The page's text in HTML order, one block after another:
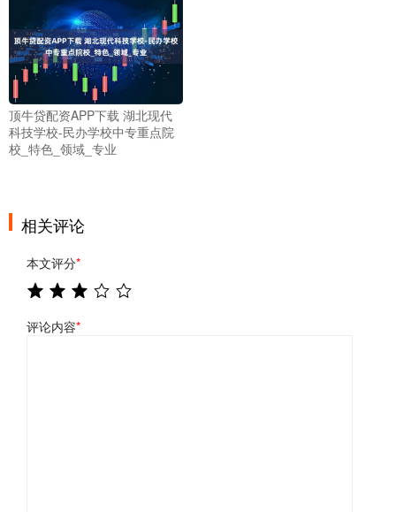
顶牛贷配资APP下载 湖北现代
科技学校-民办学校中专重点院
校_特色_领域_专业
相关评论
本文评分*
评论内容*